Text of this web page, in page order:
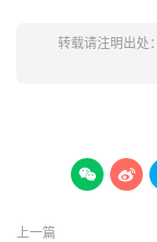
转载请注明出处：
 
上一篇